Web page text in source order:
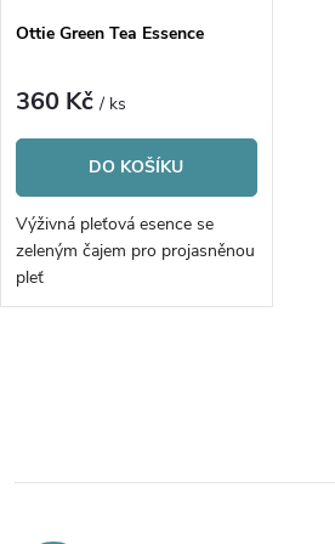
p
r
o
d
u
ů
s
p
r
o
d
u
Ottie Green Tea Essence
360 Kč/ ks
DO KOŠÍKU
Výživná pleťová esence se
zeleným čajem pro projasněnou
pleť
l